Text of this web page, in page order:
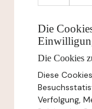
Die
Die Cookies
Diese
Verfolgung,